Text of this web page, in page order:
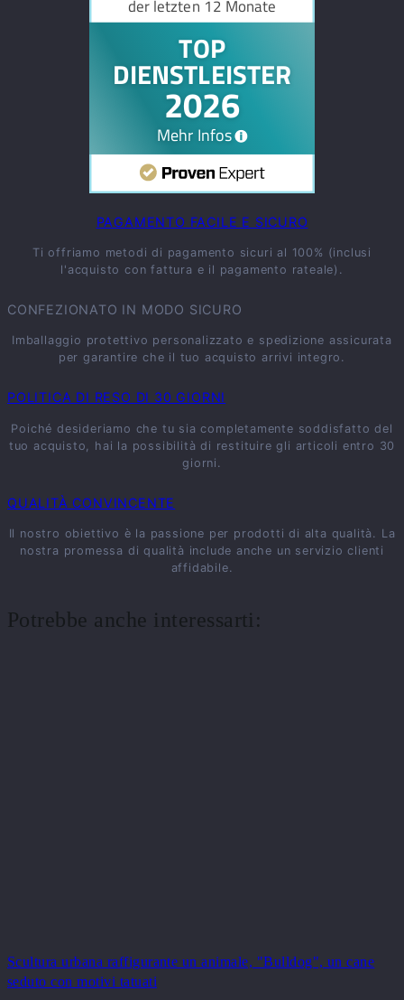
PAGAMENTO FACILE E SICURO
Ti offriamo metodi di pagamento sicuri al 100% (inclusi
l'acquisto con fattura e il pagamento rateale).
CONFEZIONATO IN MODO SICURO
Imballaggio protettivo personalizzato e spedizione assicurata
per garantire che il tuo acquisto arrivi integro.
POLITICA DI RESO DI 30 GIORNI
Poiché desideriamo che tu sia completamente soddisfatto del
tuo acquisto, hai la possibilità di restituire gli articoli entro 30
giorni.
QUALITÀ CONVINCENTE
Il nostro obiettivo è la passione per prodotti di alta qualità. La
nostra promessa di qualità include anche un servizio clienti
affidabile.
Potrebbe anche interessarti:
Scultura urbana raffigurante un animale, "Bulldog", un cane
seduto con motivi tatuati